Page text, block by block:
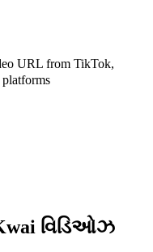
URL from TikTok,
platforms
વિડિઓઝ